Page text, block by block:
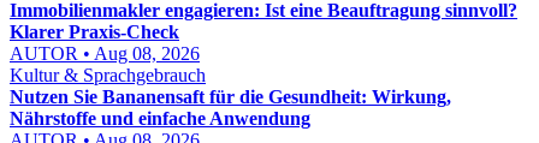
Immobilienmakler engagieren: Ist eine Beauftragung sinnvoll?
Klarer Praxis-Check
AUTOR • Aug 08, 2026
Kultur & Sprachgebrauch
Nutzen Sie Bananensaft für die Gesundheit: Wirkung,
Nährstoffe und einfache Anwendung